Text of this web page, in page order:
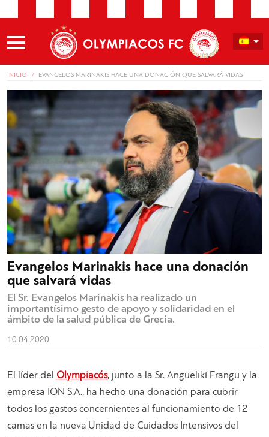
INICIO EVANGELOS MARINAKIS HACE UNA DONACIÓN QUE SALVARÁ VIDAS
Evangelos Marinakis hace una donación
que salvará vidas
El Sr. Evangelos Marinakis ha realizado un
importantísimo gesto de apoyo y solidaridad en el
ámbito de la salud pública de Grecia.
10.04.2020
El líder del Olympiacós, junto a la Sr. Anguelikí Frangu y la
empresa ION S.A., ha hecho una donación para cubrir
todos los gastos concernientes al funcionamiento de 12
camas en la nueva Unidad de Cuidados Intensivos del